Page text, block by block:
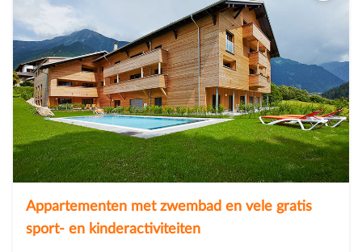
Appartementen met zwembad en vele gratis
sport- en kinderactiviteiten